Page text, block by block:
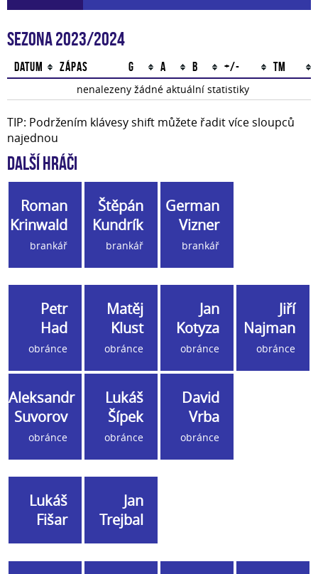
Sezona 2023/2024
Datum Zápas G A B +/- TM
nenalezeny žádné aktuální statistiky
TIP: Podržením klávesy shift můžete řadit více sloupců
najednou
Další hráči
Roman
Krinwald
brankář
Štěpán
Kundrík
brankář
German
Vizner
brankář
Petr
Had
obránce
Matěj
Klust
obránce
Jan
Kotyza
obránce
Jiří
Najman
obránce
Aleksandr
Suvorov
obránce
Lukáš
Šípek
obránce
David
Vrba
obránce
Lukáš
Fišar
Jan
Trejbal